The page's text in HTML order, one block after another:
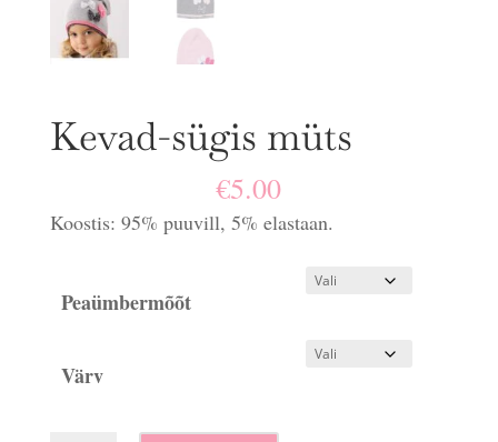
Kevad-sügis müts
€5.00
Koostis: 95% puuvill, 5% elastaan.
Peaümbermõõt
Värv